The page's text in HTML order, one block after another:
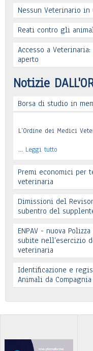
Leggi tutto
Nessun Veterinario in
Leggi tutto
Reati contro gli
Leggi tutto
Accesso a
aperto
Leggi tutto
Notizie
Borsa di studio in
L’Ordine dei Medici
… Leggi tutto
Premi economici per
veterinaria
Leggi tutto
Dimissioni del
subentro del
Leggi tutto
ENPAV - nuova
subite nell’esercizio
veterinaria
In allegato si
Identificazione e
Animali da